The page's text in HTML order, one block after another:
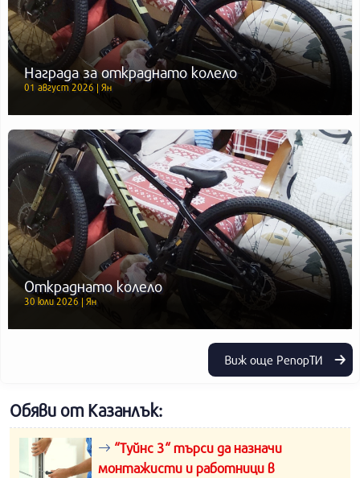
Награда за откраднато колело
01 август 2026 | Ян
Откраднато колело
30 юли 2026 | Ян
Виж още РепорТИ
Обяви от Казанлък:
“Туйнс 3“ търси да назначи
монтажисти и работници в